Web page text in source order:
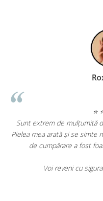
Geanina
Am încercat mai multe
de rezultate. Tenul